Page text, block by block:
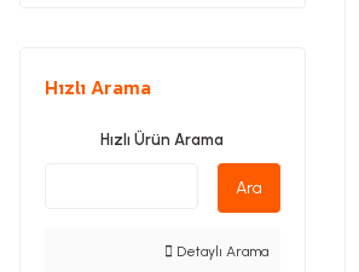
Hızlı Arama
Hızlı Ürün Arama
Ara
Detaylı Arama